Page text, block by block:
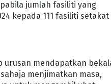
jumlah fasiliti yang
kepada 111 fasiliti setakat
urusan mendapatkan
menjimatkan masa,